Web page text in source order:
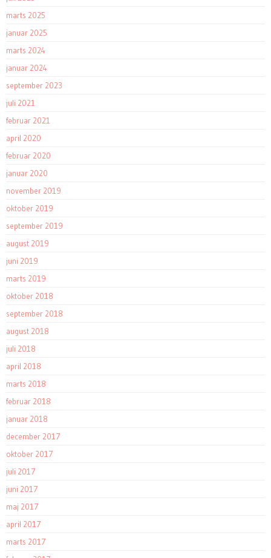
marts 2025
januar 2025
marts 2024
januar 2024
september 2023
juli 2021
februar 2021
april 2020
februar 2020
januar 2020
november 2019
oktober 2019
september 2019
august 2019
juni 2019
marts 2019
oktober 2018
september 2018
august 2018
juli 2018
april 2018
marts 2018
februar 2018
januar 2018
december 2017
oktober 2017
juli 2017
juni 2017
maj 2017
april 2017
marts 2017